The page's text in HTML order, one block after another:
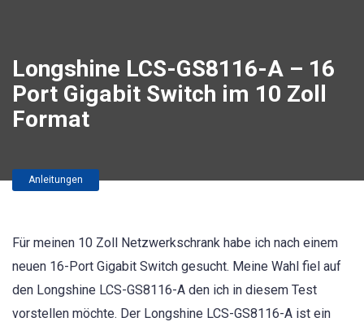
Longshine LCS-GS8116-A – 16
Port Gigabit Switch im 10 Zoll
Format
Anleitungen
Für meinen 10 Zoll Netzwerkschrank habe ich nach einem
neuen 16-Port Gigabit Switch gesucht. Meine Wahl fiel auf
den Longshine LCS-GS8116-A den ich in diesem Test
vorstellen möchte. Der Longshine LCS-GS8116-A ist ein